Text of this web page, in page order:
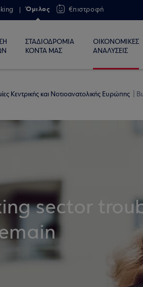
Όμιλος €πιστροφή
ΣΤΑΔΙΟΔΡΟΜΙΑ
ΚΟΝΤΑ ΜΑΣ
ΟΙΚΟΝΟΜΙΚΕΣ
ΑΝΑΛΥΣΕΙΣ
Κεντρικής και Νοτιοανατολικής Ευρώπης
sector